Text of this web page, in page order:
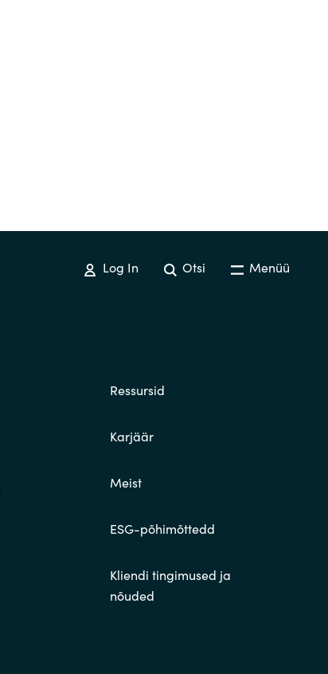
Log In Otsi Menüü
Ressursid
Karjäär
Meist
ESG-põhimõttedd
Kliendi tingimused ja
nõuded